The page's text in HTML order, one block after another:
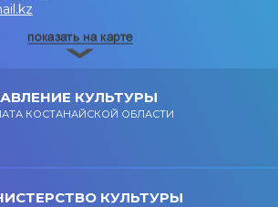
КУЛЬТУРЫ
КОСТАНАЙСКОЙ ОБЛАСТИ
КУЛЬТУРЫ